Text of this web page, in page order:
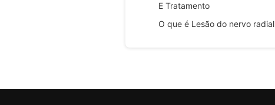
E Tratamento
O que é Lesão do nervo radial